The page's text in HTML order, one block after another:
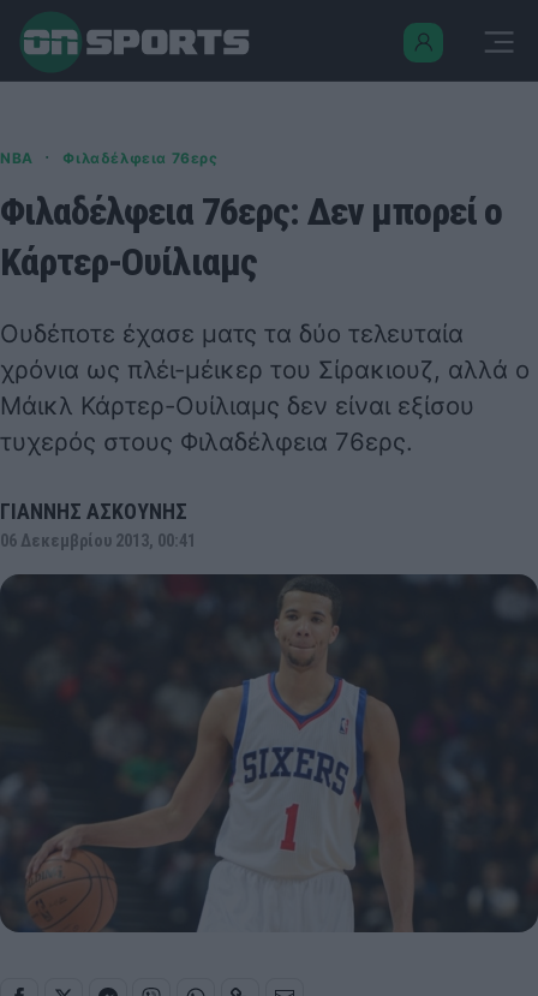
NBA · Φιλαδέλφεια 76ερς
Φιλαδέλφεια 76ερς: Δεν μπορεί ο
Κάρτερ-Ουίλιαμς
Ουδέποτε έχασε ματς τα δύο τελευταία
χρόνια ως πλέι-μέικερ του Σίρακιουζ, αλλά ο
Μάικλ Κάρτερ-Ουίλιαμς δεν είναι εξίσου
τυχερός στους Φιλαδέλφεια 76ερς.
ΓΙΑΝΝΗΣ ΑΣΚΟΥΝΗΣ
06 Δεκεμβρίου 2013, 00:41